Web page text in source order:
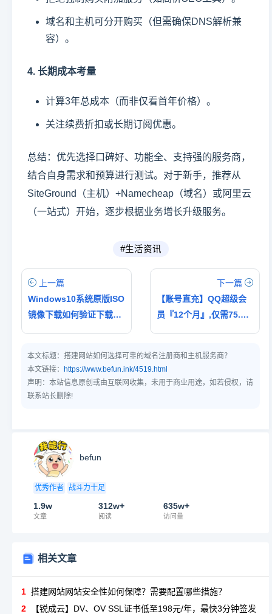
域名和主机可分开购买（但需确保DNS解析兼
容）。
4. 长期成本考量
计算3年总成本（而非仅看首年价格）。
关注续费折扣或长期订阅优惠。
总结：优先选择口碑好、功能全、支持强的服务商，
结合自身需求和预算进行测试。对于新手，推荐从
SiteGround（主机）+Namecheap（域名）或阿里云
（一站式）开始，逐步根据业务增长升级服务。
#生活资讯
上一篇
Windows10系统原版ISO
镜像下载如何验证下载的
下一篇
【账号直充】QQ超级会
员『12个月』,仅需75.74
本文标题： 搭建网站如何选择可靠的域名注册商和主机服务商？
本文链接： https://www.befun.ink/4519.html
声明：本站信息原创或由互联网收集，未用于商业用途，如若侵权，请
联系站长删除!
befun
优秀作者 战斗力十足
1.9w
文章
312w+
阅读
635w+
访问量
相关文章
1 搭建网站网站安全性如何保障？需要配置哪些措施？
2
【锐成云】DV、OV SSL证书低至198元/年，最快3分钟签发